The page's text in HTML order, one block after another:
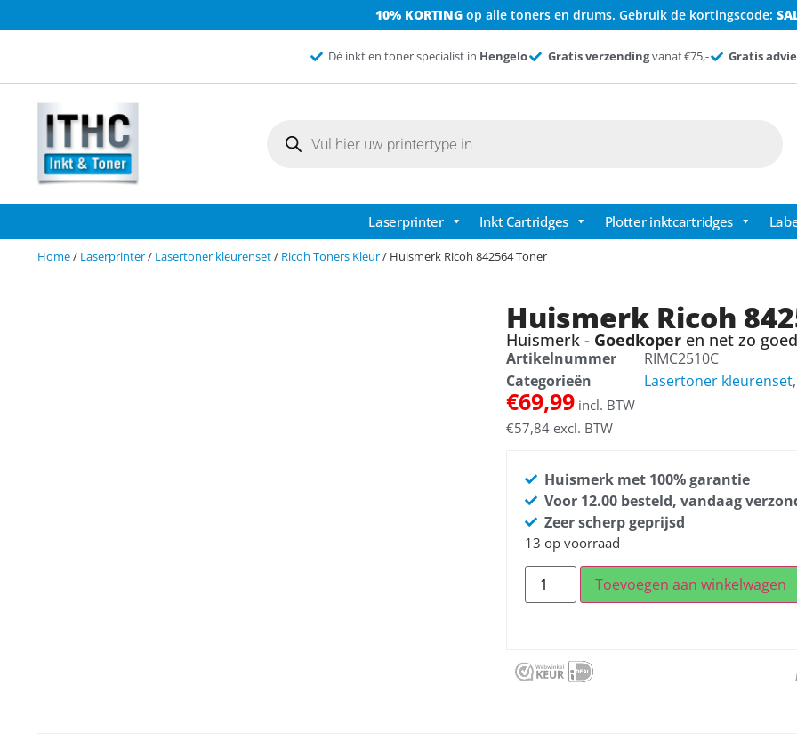
10% KORTINGop alle toners en drums. Gebruik de kortingscode:
Dé inkt en toner specialist in Hengelo Gratis verzendingvanaf €75,- Gratis
Laserprinter Inkt Cartridges Plotter inktcartridges
Home/ Laserprinter/ Lasertoner kleurenset/ Ricoh Toners Kleur/ Huismerk Ricoh 842564 Toner
Huismerk Ricoh
Huismerk - Goedkoperen net zo
Artikelnummer
RIMC2510C
Categorieën
Lasertoner kleurenset
€69,99incl. BTW
€57,84excl. BTW
Huismerk met 100% garantie
Voor 12.00 besteld, vandaag
Zeer scherp geprijsd
13 op voorraad
Toevoegen aan winkelwagen